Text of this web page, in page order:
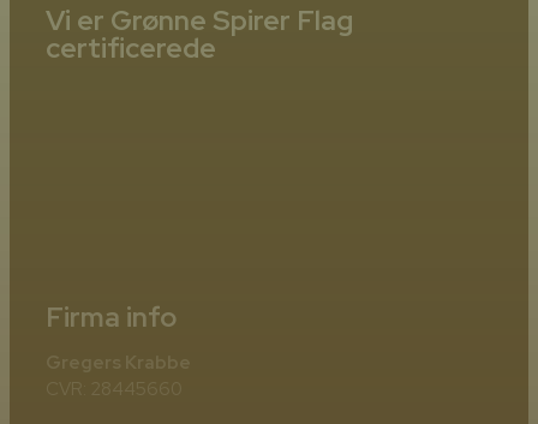
Vi er Grønne Spirer Flag
certificerede
Firma info
CVR: 28445660